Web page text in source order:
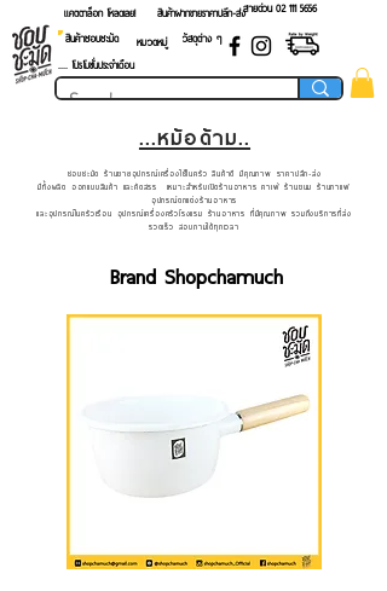
แคตตาล็อก โหลดเลย! สายด่วน 02 ​111 5656
สินค้าฝากขายราคาปลีก-ส่ง
สินค้าชอบชะมัด
หมวดหมู่
วัสดุต่าง ๆ
.... โปรโมชั่นประจำเดือน
...หม้อด้าม..
ชอบชะมัด ร้านขายอุปกรณ์เครื่องใช้ในครัว สินค้าดี มีคุณภาพ ราคาปลีก-ส่ง
มีทั้งผลิต ออกแบบสินค้า และคัดสรร เหมาะสำหรับเปิดร้านอาหาร คาเฟ่ ร้านขนม ร้านกาแฟ
อุปกรณ์ตกแต่งร้านอาหาร
และอุปกรณ์ในครัวเรือน อุปกรณ์เครื่องครัวโรงแรม ร้านอาหาร ที่มีคุณภาพ รวมถึงบริการที่ส่ง
รวดเร็ว สอบถามได้ทุกเวลา
Brand Shopchamuch